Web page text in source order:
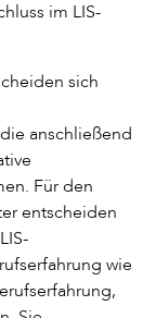
im LIS-
sich
anschließend
Für den
entscheiden
wie